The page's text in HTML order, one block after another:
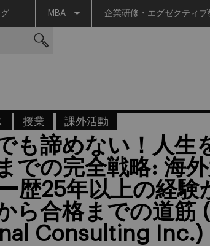
MBA 企業研修・エグゼクティブ
授業 課外活動
も諦めない！人生
での完全戦略: 海
歴25年以上の経験
ら合格までの道筋
Consulting Inc.)